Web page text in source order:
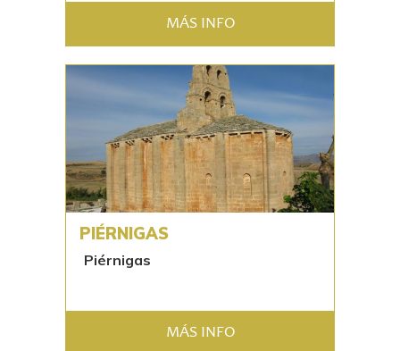
MÁS INFO
PIÉRNIGAS
Piérnigas
MÁS INFO